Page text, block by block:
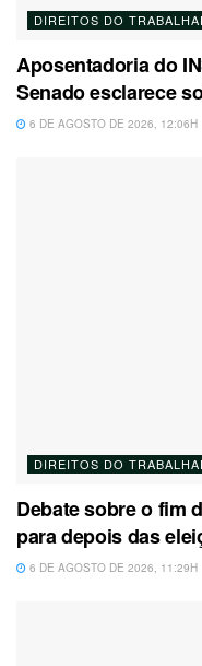
DIREITOS DO
Aposentadoria do
Senado esclarece
6 DE AGOSTO DE 2026, 12:06H
DIREITOS DO
Debate sobre o fim
para depois das
6 DE AGOSTO DE 2026, 11:29H